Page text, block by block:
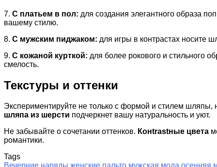
7. С платьем в пол: для создания элегантного образа
вашему стилю.
8. С мужским пиджаком: для игры в контрастах носите
9. С кожаной курткой: для более рокового и стильного
смелость.
Текстуры и оттенки
Экспериментируйте не только с формой и стилем шляпы,
шляпа из шерсти подчеркнет вашу натуральность и уют.
Не забывайте о сочетании оттенков. Конtrastные цвета
романтики.
Tags
Вечерние наряды женские пальто мужская мода осенняя